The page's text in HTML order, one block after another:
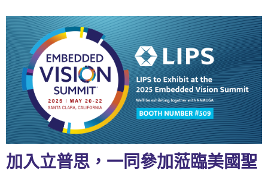
加入立普思，一同參加蒞臨美國聖